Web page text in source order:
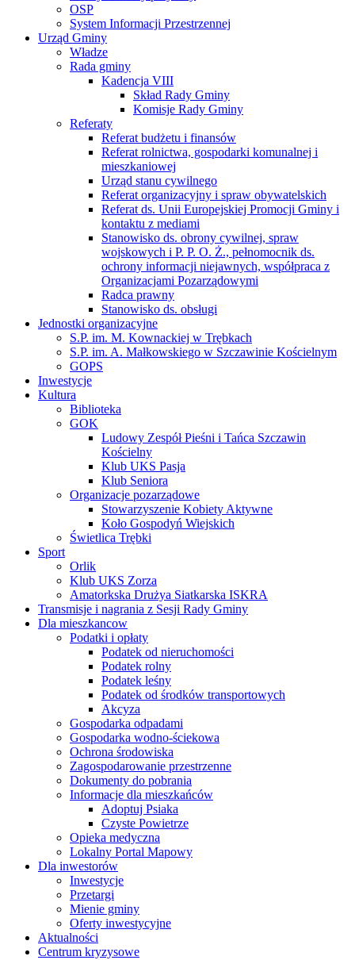
OSP
System Informacji Przestrzennej
Urząd Gminy
Władze
Rada gminy
Kadencja VIII
Skład Rady Gminy
Komisje Rady Gminy
Referaty
Referat budżetu i finansów
Referat rolnictwa, gospodarki komunalnej i
mieszkaniowej
Urząd stanu cywilnego
Referat organizacyjny i spraw obywatelskich
Referat ds. Unii Europejskiej Promocji Gminy i
kontaktu z mediami
Stanowisko ds. obrony cywilnej, spraw
wojskowych i P. P. O. Ż., pełnomocnik ds.
ochrony informacji niejawnych, współpraca z
Organizacjami Pozarządowymi
Radca prawny
Stanowisko ds. obsługi
Jednostki organizacyjne
S.P. im. M. Kownackiej w Trębkach
S.P. im. A. Małkowskiego w Szczawinie Kościelnym
GOPS
Inwestycje
Kultura
Biblioteka
GOK
Ludowy Zespół Pieśni i Tańca Szczawin
Kościelny
Klub UKS Pasja
Klub Seniora
Organizacje pozarządowe
Stowarzyszenie Kobiety Aktywne
Koło Gospodyń Wiejskich
Świetlica Trębki
Sport
Orlik
Klub UKS Zorza
Amatorkska Drużya Siatkarska ISKRA
Transmisje i nagrania z Sesji Rady Gminy
Dla mieszkancow
Podatki i opłaty
Podatek od nieruchomości
Podatek rolny
Podatek leśny
Podatek od środków transportowych
Akcyza
Gospodarka odpadami
Gospodarka wodno-ściekowa
Ochrona środowiska
Zagospodarowanie przestrzenne
Dokumenty do pobrania
Informacje dla mieszkańców
Adoptuj Psiaka
Czyste Powietrze
Opieka medyczna
Lokalny Portal Mapowy
Dla inwestorów
Inwestycje
Przetargi
Mienie gminy
Oferty inwestycyjne
Aktualności
Centrum kryzysowe